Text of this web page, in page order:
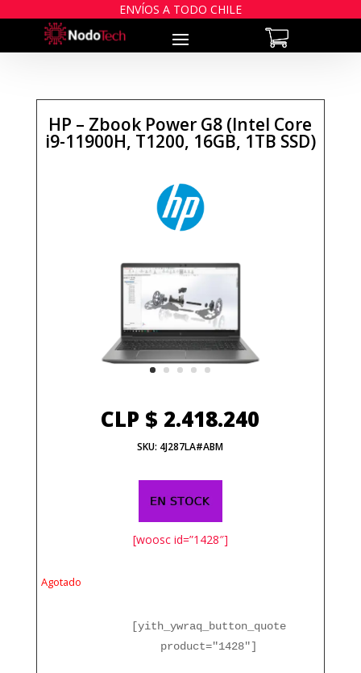
ENVÍOS A TODO CHILE
HP – Zbook Power G8 (Intel Core
i9-11900H, T1200, 16GB, 1TB SSD)
CLP $ 2.418.240
SKU: 4J287LA#ABM
[woosc id=”1428″]
Agotado
[yith_ywraq_button_quote
product="1428"]